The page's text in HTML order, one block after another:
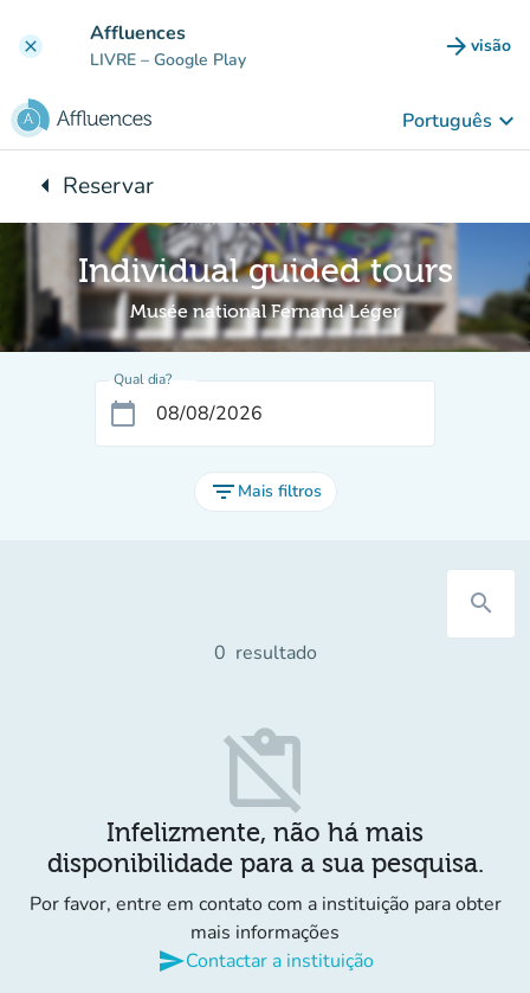
clear Affluences
LIVRE – Google Play arrow_forward visão
(novo
Português keyboard_arrow_down
arrow_leftVoltar para:
Reservar
Individual guided tours
Musée national Fernand Léger
Qual dia?
calendar_today
filter_list Mais filtros
search
0 resultado
content_paste_off
Infelizmente, não há mais
disponibilidade para a sua pesquisa.
Por favor, entre em contato com a instituição para obter
mais informações
sendContactar a instituição